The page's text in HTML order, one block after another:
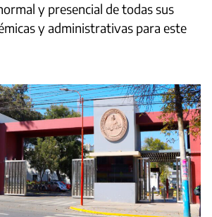
y presencial de todas sus
y administrativas para este